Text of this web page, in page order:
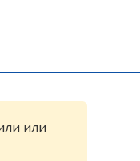
или